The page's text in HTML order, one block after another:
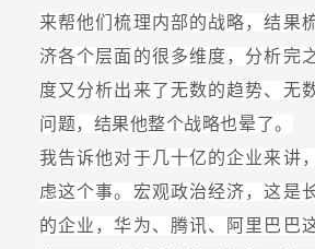
来帮他们梳理内部的战略，结果
济各个层面的很多维度，分析完
度又分析出来了无数的趋势、无
问题，结果他整个战略也晕了。
我告诉他对于几十亿的企业来讲
虑这个事。宏观政治经济，这是
的企业，华为、腾讯、阿里巴巴